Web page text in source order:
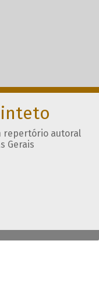
repertório autoral
Gerais